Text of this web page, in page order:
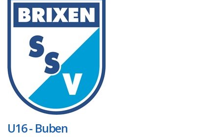
U16 - Buben